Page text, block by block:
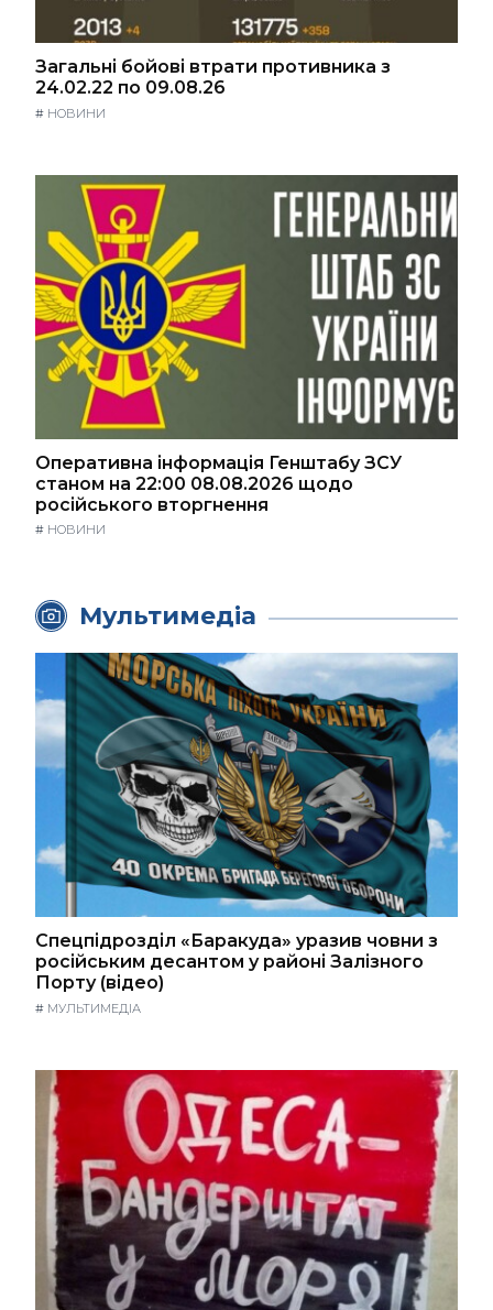
Загальні бойові втрати противника з
24.02.22 по 09.08.26
# НОВИНИ
Оперативна інформація Генштабу ЗСУ
станом на 22:00 08.08.2026 щодо
російського вторгнення
# НОВИНИ
Мультимедіа
Спецпідрозділ «Баракуда» уразив човни з
російським десантом у районі Залізного
Порту (відео)
# МУЛЬТИМЕДІА